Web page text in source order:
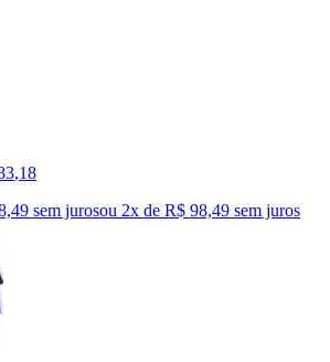
,18
sem jurosou 2x de R$ 98,49 sem juros